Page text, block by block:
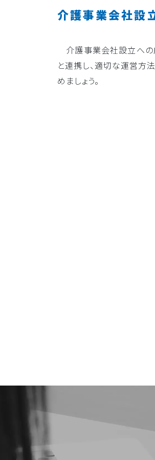
介護事業会社設
介護事業会社設立への
と連携し、適切な運営方
めましょう。